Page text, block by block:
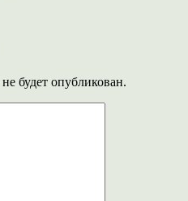
будет опубликован.